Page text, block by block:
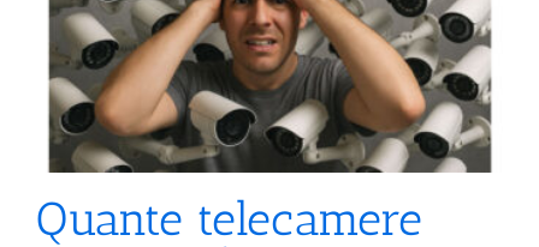
Quante telecamere